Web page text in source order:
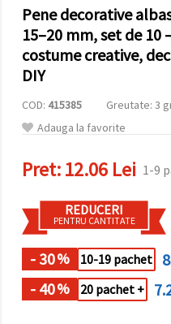
vă indicați
preferințele
în setări
un tip de
cookie -uri
dat și
făcând clic
pe butonul
"Salvați"
Аcceptati
Setări
Pene decorative
15–20 mm, set de
costume creative,
DIY
COD: 415385 Greutate: 3
Adauga la favorite
Pret:12.06 Lei 1-9
REDUCERI
PENTRU CANTITATE
- 30% 10-19 pachet
- 40% 20 pachet +